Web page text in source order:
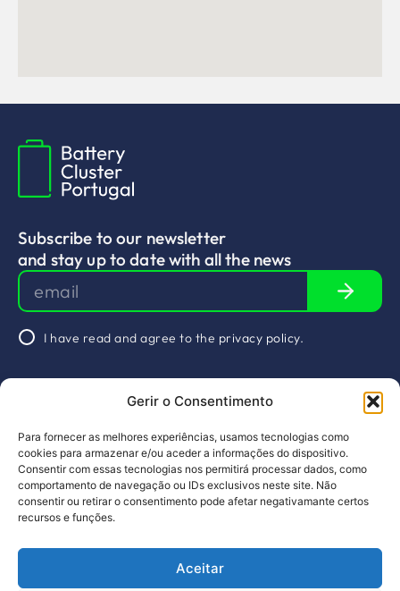
Gerir o Consentimento
Para fornecer as melhores experiências, usamos tecnologias como
cookies para armazenar e/ou aceder a informações do dispositivo.
Consentir com essas tecnologias nos permitirá processar dados, como
comportamento de navegação ou IDs exclusivos neste site. Não
consentir ou retirar o consentimento pode afetar negativamante certos
recursos e funções.
Aceitar
Subscribe to our newsletter
and stay up to date with all the news
I have read and agree to the privacy policy.
&nbsp
About Us
Arquivos
Projects
Services
Members
Calendar
Socials
Linkedin
PT